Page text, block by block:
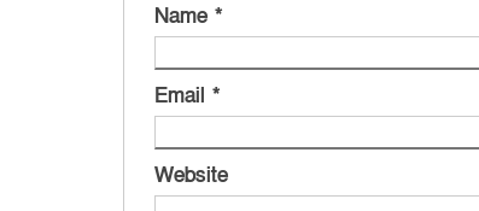
Name *
Email *
Website